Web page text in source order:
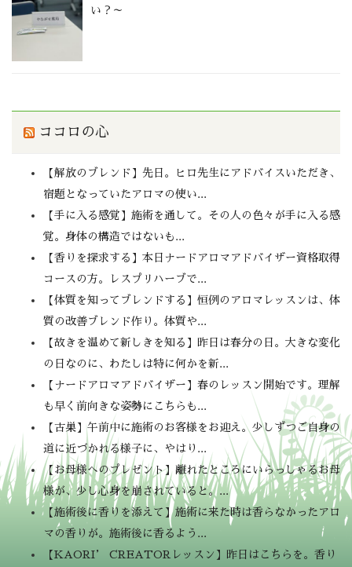
い？～
ココロの心
【解放のブレンド】先日。ヒロ先生にアドバイスいただき、
宿題となっていたアロマの使い...
【手に入る感覚】施術を通して。その人の色々が手に入る感
覚。身体の構造ではないも...
【香りを探求する】本日ナードアロマアドバイザー資格取得
コースの方。レスプリハーブで...
【体質を知ってブレンドする】恒例のアロマレッスンは、体
質の改善ブレンド作り。体質や...
【故きを温めて新しきを知る】昨日は春分の日。大きな変化
の日なのに、わたしは特に何かを新...
【ナードアロマアドバイザー】春のレッスン開始です。理解
も早く前向きな姿勢にこちらも...
【古巣】午前中に施術のお客様をお迎え。少しずつご自身の
道に近づかれる様子に、やはり...
【お母様へのプレゼント】離れたところにいらっしゃるお母
様が、少し心身を崩されていると。...
【施術後に香りを添えて】施術に来た時は香らなかったアロ
マの香りが。施術後に香るよう...
【KAORI’ CREATORレッスン】昨日はこちらを。香り